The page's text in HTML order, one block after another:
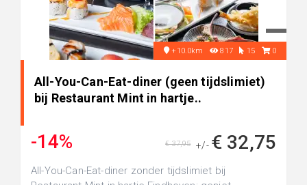
+10.0km 817 15 0
All-You-Can-Eat-diner (geen tijdslimiet)
bij Restaurant Mint in hartje..
-14% +/- € 32,75
€ 37,95
All-You-Can-Eat-diner zonder tijdslimiet bij